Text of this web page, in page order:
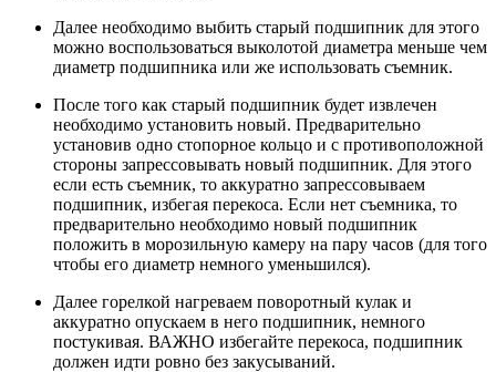
Далее необходимо выбить старый подшипник для этого
можно воспользоваться выколотой диаметра меньше чем
диаметр подшипника или же использовать съемник.
После того как старый подшипник будет извлечен
необходимо установить новый. Предварительно
установив одно стопорное кольцо и с противоположной
стороны запрессовывать новый подшипник. Для этого
если есть съемник, то аккуратно запрессовываем
подшипник, избегая перекоса. Если нет съемника, то
предварительно необходимо новый подшипник
положить в морозильную камеру на пару часов (для того
чтобы его диаметр немного уменьшился).
Далее горелкой нагреваем поворотный кулак и
аккуратно опускаем в него подшипник, немного
постукивая. ВАЖНО избегайте перекоса, подшипник
должен идти ровно без закусываний.